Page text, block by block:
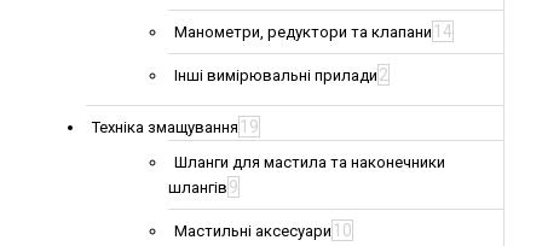
Манометри, редуктори та клапани 14
Інші вимірювальні прилади 2
Техніка змащування 19
Шланги для мастила та наконечники
шлангів 9
Мастильні аксесуари 10